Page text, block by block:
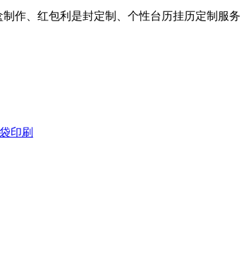
作、红包利是封定制、个性台历挂历定制服务
印刷